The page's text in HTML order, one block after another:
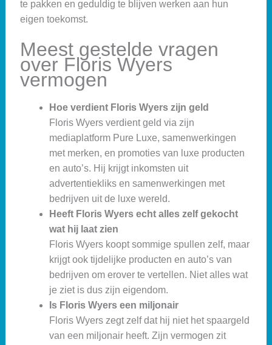
te pakken en geduldig te blijven werken aan hun
eigen toekomst.
Meest gestelde vragen
over Floris Wyers
vermogen
Hoe verdient Floris Wyers zijn geld
Floris Wyers verdient geld via zijn
mediaplatform Pure Luxe, samenwerkingen
met merken, en promoties van luxe producten
en auto’s. Hij krijgt inkomsten uit
advertentiekliks en samenwerkingen met
bedrijven uit de luxe wereld.
Heeft Floris Wyers echt alles zelf gekocht
wat hij laat zien
Floris Wyers koopt sommige spullen zelf, maar
krijgt ook tijdelijke producten en auto’s van
bedrijven om erover te vertellen. Niet alles wat
je ziet is dus zijn eigendom.
Is Floris Wyers een miljonair
Floris Wyers zegt zelf dat hij niet het spaargeld
van een miljonair heeft. Zijn vermogen zit